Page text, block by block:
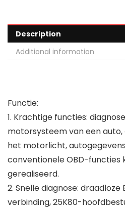
Description
Additional information
Functie:
1. Krachtige functies:
motorsysteem van een
het motorlicht,
conventionele OBD-functies
gerealiseerd.
2. Snelle diagnose:
verbinding, 25K80-